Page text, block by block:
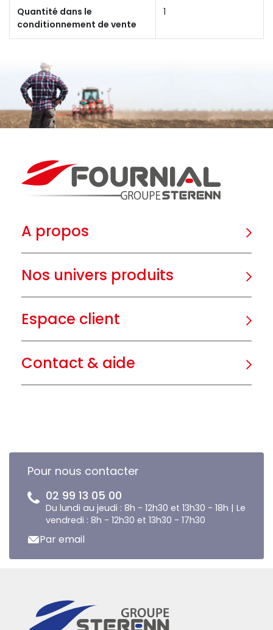
Quantité dans le
conditionnement de vente
1
A propos
Nos univers produits
Espace client
Contact & aide
Pour nous contacter
02 99 13 05 00
Du lundi au jeudi : 8h - 12h30 et 13h30 - 18h | Le
vendredi : 8h - 12h30 et 13h30 - 17h30
Par email